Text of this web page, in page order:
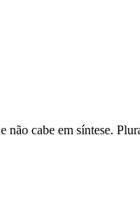
cabe em síntese.